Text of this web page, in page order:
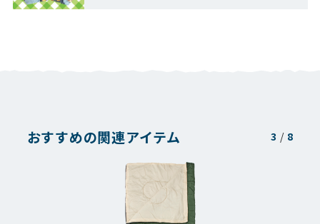
おすすめの関連アイテム 3 / 8